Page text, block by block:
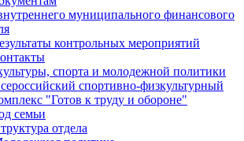
муниципального финансового
контрольных мероприятий
спорта и молодежной политики
спортивно-физкультурный
"Готов к труду и обороне"
семьи
отдела